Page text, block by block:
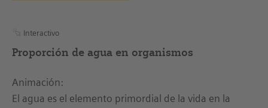
Interactivo
Proporción de agua en organismos
Animación:
El agua es el elemento primordial de la vida en la